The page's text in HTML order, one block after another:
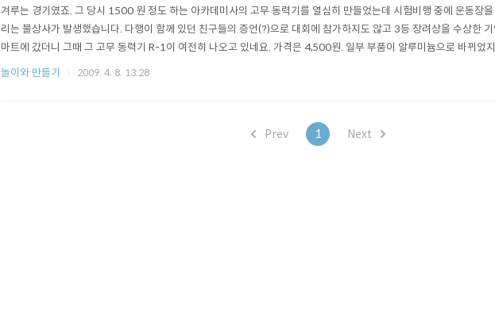
겨루는 경기였죠. 그 당시 1500 원 정도 하는 아카데미사의 고무 동력기를 열심히 만들었는데 시험비행 중에 운동장
리는 불상사가 발생했습니다. 다행이 함께 있던 친구들의 증언(?)으로 대회에 참가하지도 않고 3등 장려상을 수상한
마트에 갔더니 그때 그 고무 동력기 R-1이 여전히 나오고 있네요. 가격은 4,500원. 일부 부품이 알루미늄으로 바뀌었
습니다. :) 주말에 둘째 준영이랑 열심히 만들어 보았습니다. 1:1 설계도는 그때나 지금이나 똑 같네요. 바퀴..
놀이와 만들기 2009. 4. 8. 13:28
Prev 1 Next